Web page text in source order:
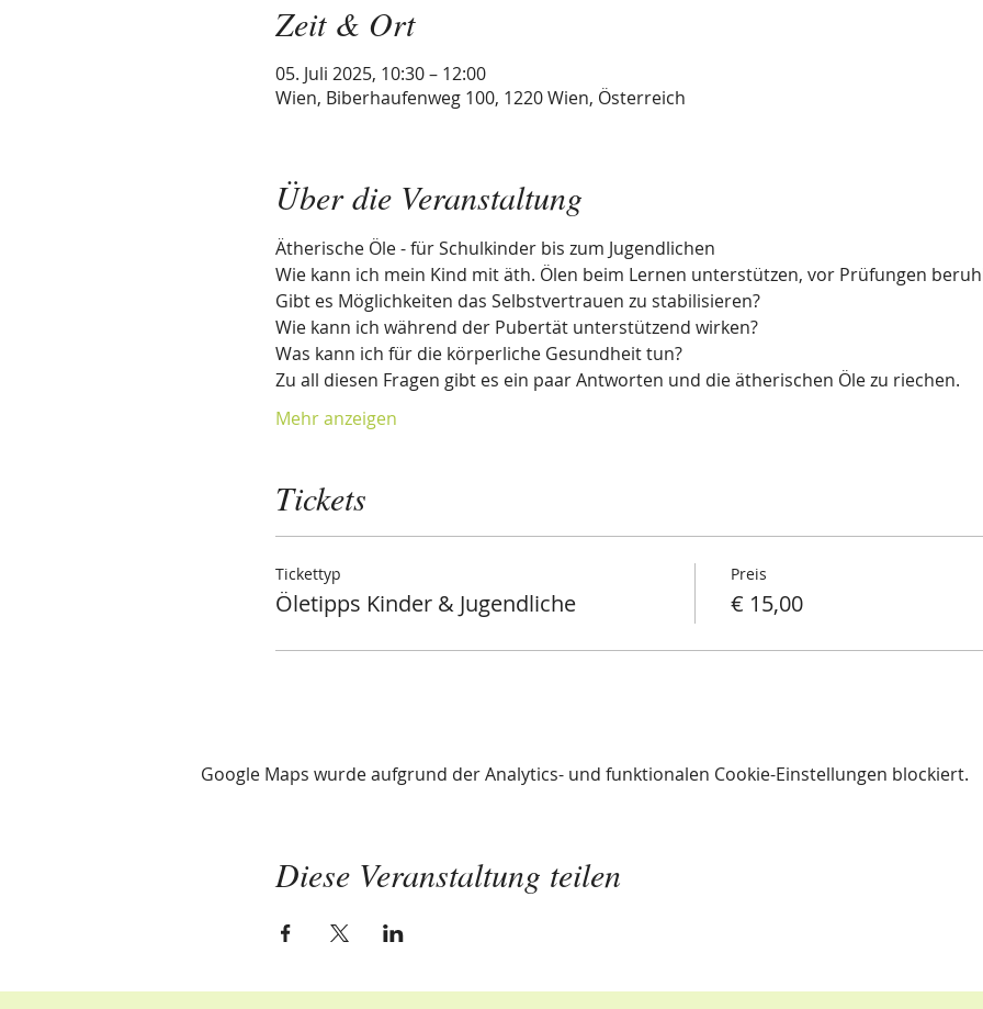
Zeit & Ort
05. Juli 2025, 10:30 – 12:00
Wien, Biberhaufenweg 100, 1220 Wien, Österreich
Über die Veranstaltung
Ätherische Öle - für Schulkinder bis zum Jugendlichen
Wie kann ich mein Kind mit äth. Ölen beim Lernen unterstützen, vor Prüfungen
Gibt es Möglichkeiten das Selbstvertrauen zu stabilisieren?
Wie kann ich während der Pubertät unterstützend wirken?
Was kann ich für die körperliche Gesundheit tun?
Zu all diesen Fragen gibt es ein paar Antworten und die ätherischen Öle zu riechen.
Mehr anzeigen
Tickets
Tickettyp
Öletipps Kinder & Jugendliche
Preis
€ 15,00
Google Maps wurde aufgrund der Analytics- und funktionalen Cookie-Einstellungen blockiert.
Diese Veranstaltung teilen